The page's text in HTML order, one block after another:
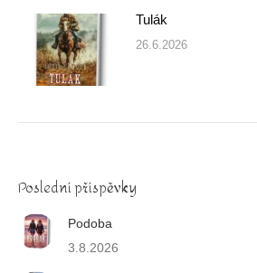
Tulák
26.6.2026
Poslední příspěvky
Podoba
3.8.2026